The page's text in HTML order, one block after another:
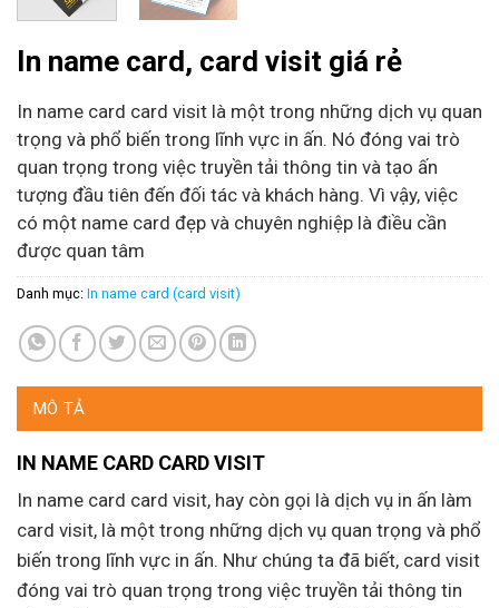
In name card, card visit giá rẻ
In name card card visit là một trong những dịch vụ quan
trọng và phổ biến trong lĩnh vực in ấn. Nó đóng vai trò
quan trọng trong việc truyền tải thông tin và tạo ấn
tượng đầu tiên đến đối tác và khách hàng. Vì vậy, việc
có một name card đẹp và chuyên nghiệp là điều cần
được quan tâm
Danh mục: In name card (card visit)
MÔ TẢ
IN NAME CARD CARD VISIT
In name card card visit, hay còn gọi là dịch vụ in ấn làm
card visit, là một trong những dịch vụ quan trọng và phổ
biến trong lĩnh vực in ấn. Như chúng ta đã biết, card visit
đóng vai trò quan trọng trong việc truyền tải thông tin